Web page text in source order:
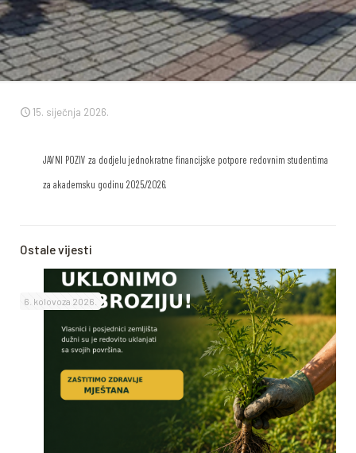
15. siječnja 2026.
JAVNI POZIV za dodjelu jednokratne financijske potpore redovnim studentima
za akademsku godinu 2025./2026.
Ostale vijesti
6. kolovoza 2026.